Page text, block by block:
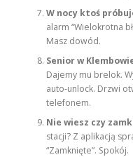
W nocy ktoś
alarm “Wielokrotna
Masz dowód.
Senior w
Dajemy mu brelok.
auto-unlock. Drzwi
telefonem.
Nie wiesz czy
stacji? Z aplikacją
“Zamknięte”. Spokój.